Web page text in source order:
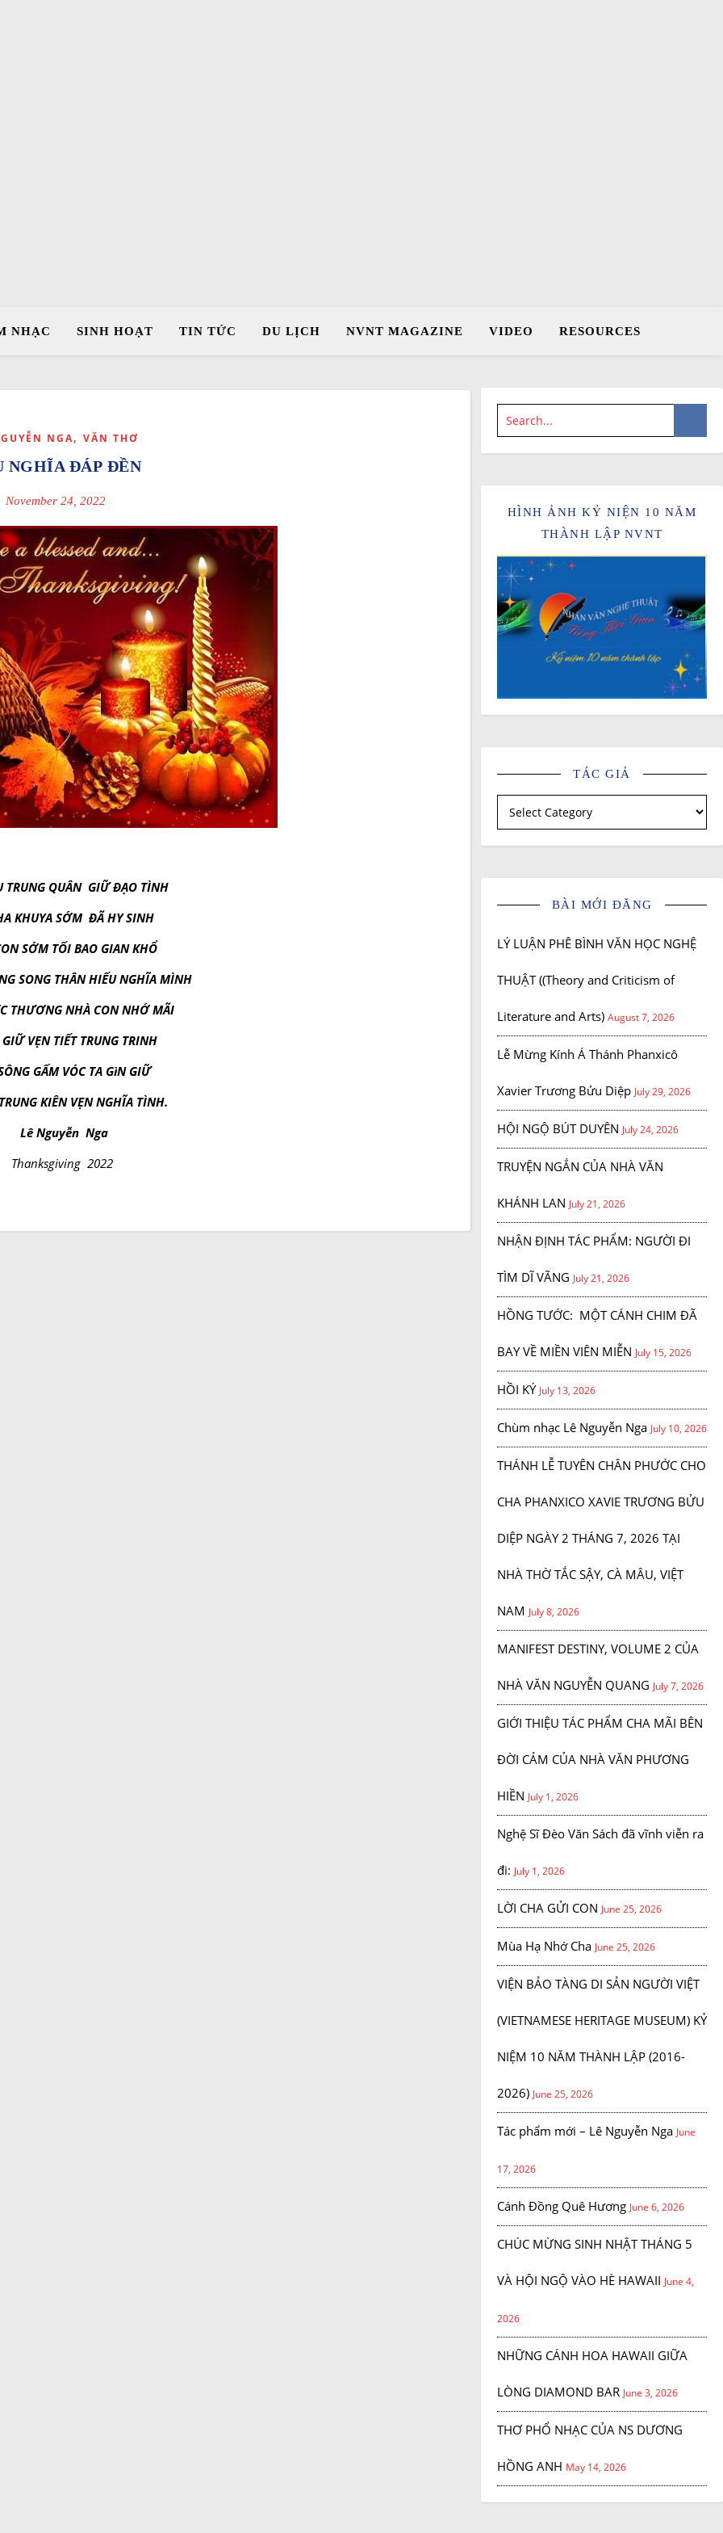
NHẠC SINH HOẠT TIN TỨC DU LỊCH NVNT MAGAZINE VIDEO RESOURCES
NGA, VĂN THƠ
NGHĨA ĐÁP ĐỀN
November 24, 2022
TRUNG QUÂN GIỮ ĐẠO TÌNH
KHUYA SỚM ĐÃ HY SINH
SỚM TỐI BAO GIAN KHỔ
SONG THÂN HIẾU NGHĨA MÌNH
THƯƠNG NHÀ CON NHỚ MÃI
VẸN TIẾT TRUNG TRINH
GẤM VÓC TA GìN GIỮ
KIÊN VẸN NGHĨA TÌNH.
Lê Nguyễn Nga
Thanksgiving 2022
HÌNH ẢNH KỶ NIỆN 10 NĂM
THÀNH LẬP NVNT
TÁC GIẢ
Tác giả
BÀI MỚI ĐĂNG
LÝ LUẬN PHÊ BÌNH VĂN HỌC NGHỆ
THUẬT ((Theory and Criticism of
Literature and Arts) August 7, 2026
Lễ Mừng Kính Á Thánh Phanxicô
Xavier Trương Bửu Diệp July 29, 2026
HỘI NGỘ BÚT DUYÊN July 24, 2026
TRUYỆN NGẮN CỦA NHÀ VĂN
KHÁNH LAN July 21, 2026
NHẬN ĐỊNH TÁC PHẨM: NGƯỜI ĐI
TÌM DĨ VÃNG July 21, 2026
HỒNG TƯỚC: MỘT CÁNH CHIM ĐÃ
BAY VỀ MIỀN VIÊN MIỄN July 15, 2026
HỒI KÝ July 13, 2026
Chùm nhạc Lê Nguyễn Nga July 10, 2026
THÁNH LỄ TUYÊN CHÂN PHƯỚC CHO
CHA PHANXICO XAVIE TRƯƠNG BỬU
DIỆP NGÀY 2 THÁNG 7, 2026 TẠI
NHÀ THỜ TẮC SẬY, CÀ MÂU, VIỆT
NAM July 8, 2026
MANIFEST DESTINY, VOLUME 2 CỦA
NHÀ VĂN NGUYỄN QUANG July 7, 2026
GIỚI THIỆU TÁC PHẨM CHA MÃI BÊN
ĐỜI CẢM CỦA NHÀ VĂN PHƯƠNG
HIỀN July 1, 2026
Nghệ Sĩ Đèo Văn Sách đã vĩnh viễn ra
đi: July 1, 2026
LỜI CHA GỬI CON June 25, 2026
Mùa Hạ Nhớ Cha June 25, 2026
VIỆN BẢO TÀNG DI SẢN NGƯỜI VIỆT
(VIETNAMESE HERITAGE MUSEUM) KỶ
NIỆM 10 NĂM THÀNH LẬP (2016-
2026) June 25, 2026
Tác phẩm mới – Lê Nguyễn Nga June
17, 2026
Cánh Đồng Quê Hương June 6, 2026
CHÚC MỪNG SINH NHẬT THÁNG 5
VÀ HỘI NGỘ VÀO HÈ HAWAII June 4,
2026
NHỮNG CÁNH HOA HAWAII GIỮA
LÒNG DIAMOND BAR June 3, 2026
THƠ PHỔ NHẠC CỦA NS DƯƠNG
HỒNG ANH May 14, 2026